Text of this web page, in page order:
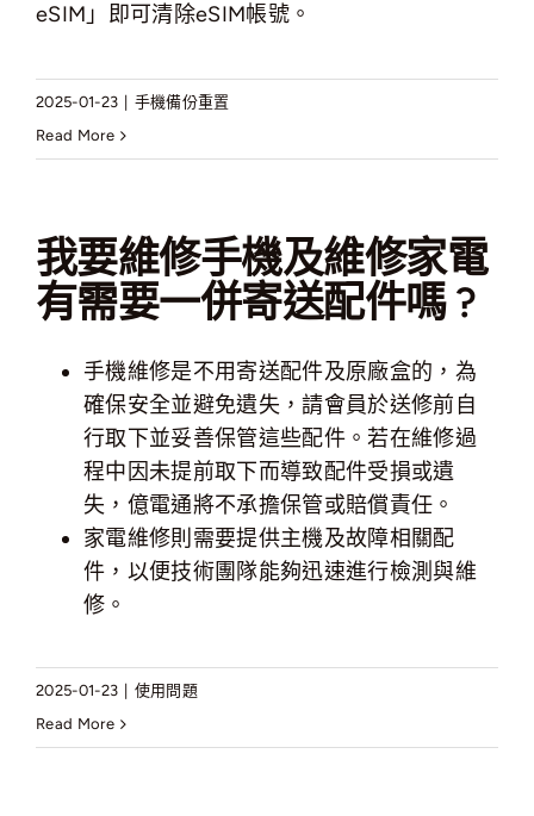
eSIM」即可清除eSIM帳號。
2025-01-23
手機備份重置
Read More
我要維修手機及維修家電
有需要一併寄送配件嗎 ?
手機維修是不用寄送配件及原廠盒的，為
確保安全並避免遺失，請會員於送修前自
行取下並妥善保管這些配件。若在維修過
程中因未提前取下而導致配件受損或遺
失，億電通將不承擔保管或賠償責任。
家電維修則需要提供主機及故障相關配
件，以便技術團隊能夠迅速進行檢測與維
修。
2025-01-23
使用問題
Read More